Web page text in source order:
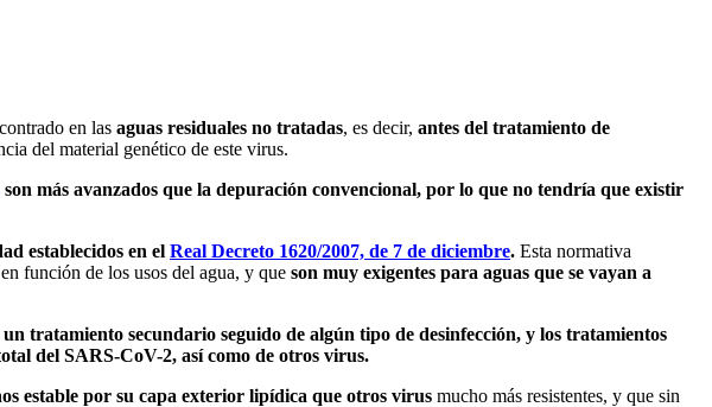
en las aguas residuales no tratadas, es decir, antes del tratamiento de
del material genético de este virus.
son más avanzados que la depuración convencional, por lo que no tendría que existir
establecidos en el Real Decreto 1620/2007, de 7 de diciembre. Esta normativa
función de los usos del agua, y que son muy exigentes para aguas que se vayan a
tratamiento secundario seguido de algún tipo de desinfección, y los tratamientos
del SARS-CoV-2, así como de otros virus.
estable por su capa exterior lipídica que otros virus mucho más resistentes, y que sin